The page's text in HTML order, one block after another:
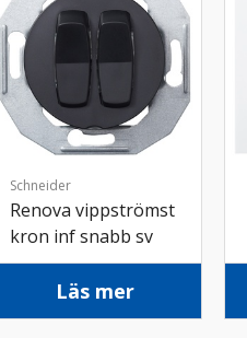
Schneider
Renova vippströmst
kron inf snabb sv
Läs mer